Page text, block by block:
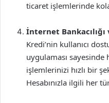
ticaret işlemlerinde
İnternet
Kredi’nin kullanıcı
uygulaması sayesinde
işlemlerinizi hızlı bir
Hesabınızla ilgili her